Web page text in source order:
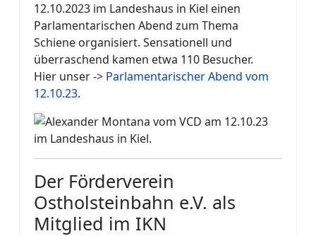
12.10.2023 im Landeshaus in Kiel einen
Parlamentarischen Abend zum Thema
Schiene organisiert. Sensationell und
überraschend kamen etwa 110 Besucher.
Hier unser -> Parlamentarischer Abend vom
12.10.23.
Der Förderverein
Ostholsteinbahn e.V. als
Mitglied im IKN